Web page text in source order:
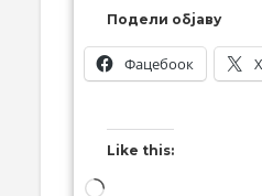
Подели објаву
Фацебоок X
Like this: